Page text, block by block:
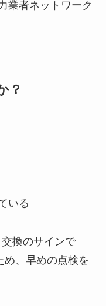
業者ネットワーク
？
いる
換のサインで
め、早めの点検を